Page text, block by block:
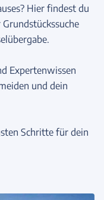
Hier findest du
Expertenwissen
und dein
Schritte für dein